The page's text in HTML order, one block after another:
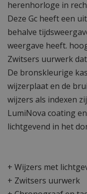
herenhorloge in
Deze Gc heeft een
behalve
weergave heeft.
Zwitsers uurwerk
De bronskleurige
wijzerplaat en de
wijzers als indexen
LumiNova coating
lichtgevend in het
+ Wijzers met
+ Zwitsers uurwerk